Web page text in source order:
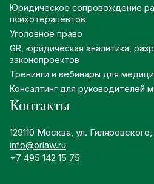
Юридическое сопровождение
психотерапевтов
Уголовное право
GR, юридическая аналитика,
законопроектов
Тренинги и вебинары для
Консалтинг для руководителей
Контакты
129110 Москва, ул.
info@orlaw.ru
+7 495 142 15 75